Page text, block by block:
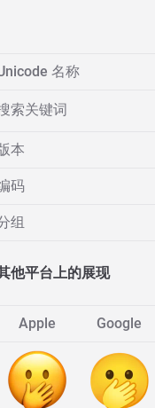
名称
索关键词
本
码
组
他平台上的展现
Apple Google